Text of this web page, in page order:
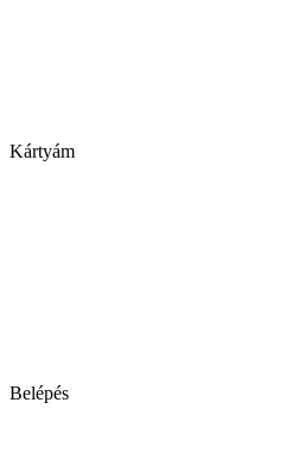
Kártyám
Belépés